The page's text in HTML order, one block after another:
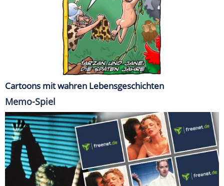
Cartoons mit wahren Lebensgeschichten
Memo-Spiel